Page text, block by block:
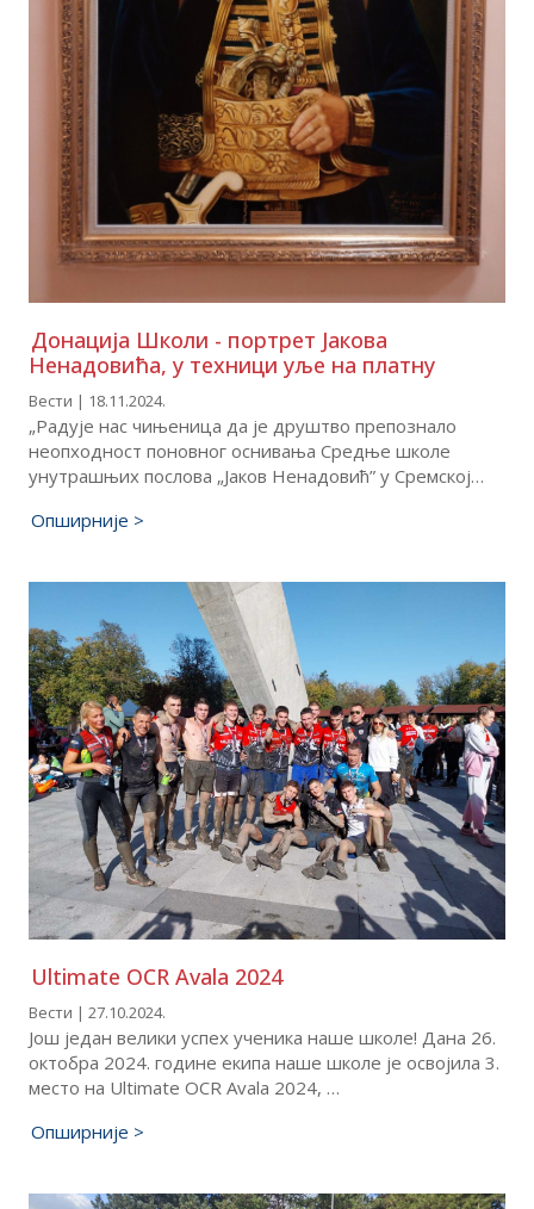
Донација Школи - портрет Јакова
Ненадовића, у техници уље на платну
Вести | 18.11.2024.
„Радује нас чињеница да је друштво препознало
неопходност поновног оснивања Средње школе
унутрашњих послова „Јаков Ненадовић” у Сремској…
Опширније >
Ultimate OCR Avala 2024
Вести | 27.10.2024.
Још један велики успех ученика наше школе! Дана 26.
октобра 2024. године екипа наше школе је освојила 3.
место на Ultimate OCR Avala 2024, …
Опширније >